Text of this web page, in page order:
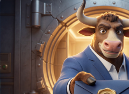
Nejčtenějšízprávy